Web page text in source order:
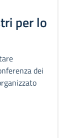
per lo
dei